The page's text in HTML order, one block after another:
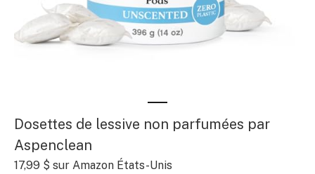
Dosettes de lessive non parfumées par
Aspenclean
17,99 $ sur Amazon États-Unis